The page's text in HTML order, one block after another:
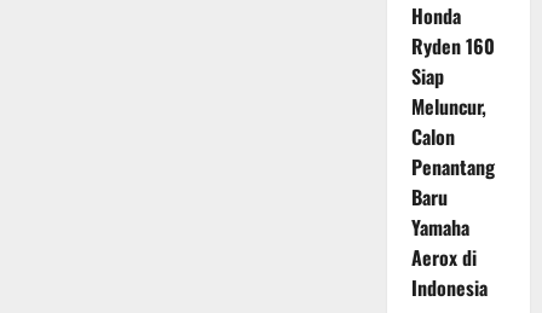
Honda
Ryden 160
Siap
Meluncur,
Calon
Penantang
Baru
Yamaha
Aerox di
Indonesia